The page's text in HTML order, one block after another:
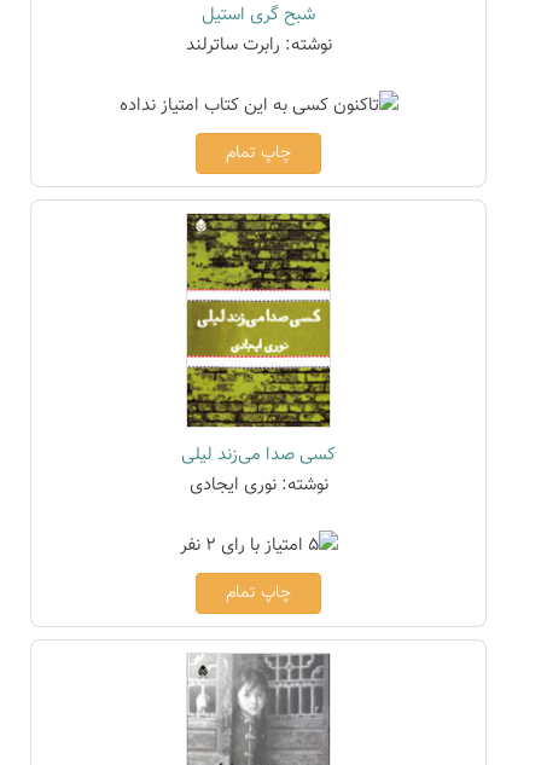
شبح گری استیل
نوشته: رابرت ساترلند
چاپ تمام
کسی صدا می‌زند لیلی
نوشته: نوری ایجادی
چاپ تمام